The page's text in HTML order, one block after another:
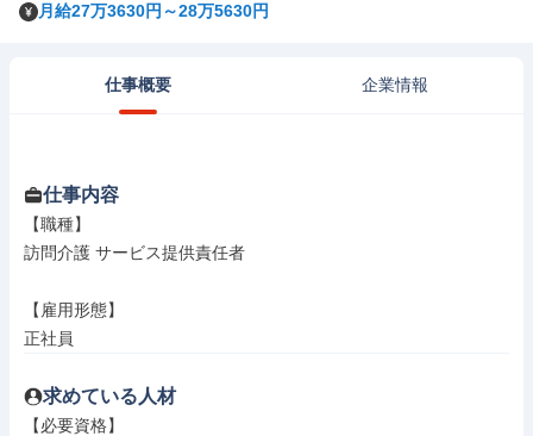
月給27万3630円～28万5630円
仕事概要 企業情報
仕事内容
【職種】
訪問介護 サービス提供責任者
【雇用形態】
正社員
求めている人材
【必要資格】